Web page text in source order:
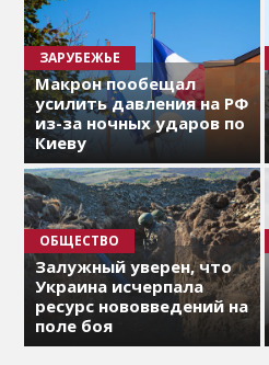
ЗАРУБЕЖЬЕ
Макрон пообещал
усилить давления на РФ
из-за ночных ударов по
Киеву
ОБЩЕСТВО
Залужный уверен, что
Украина исчерпала
ресурс нововведений на
поле боя